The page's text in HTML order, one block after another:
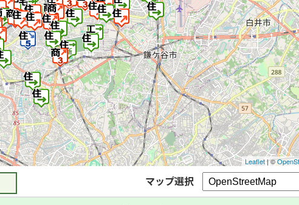
Leaflet| ©
マップ選択